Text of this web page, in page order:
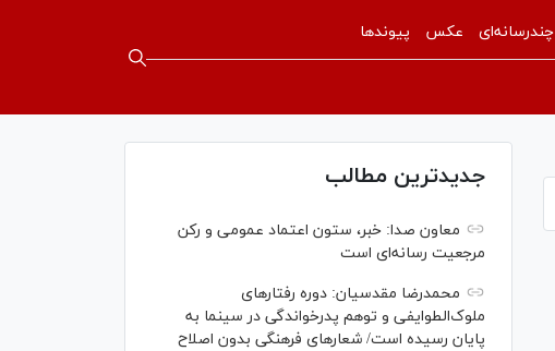
چندرسانه‌ای عکس پیوندها
جدیدترین مطالب
معاون صدا: خبر، ستون اعتماد عمومی و رکن
مرجعیت رسانه‌ای است
محمدرضا مقدسیان: دوره رفتارهای
ملوک‌الطوایفی و توهم پدرخواندگی در سینما به
پایان رسیده است/ شعارهای فرهنگی بدون اصلاح